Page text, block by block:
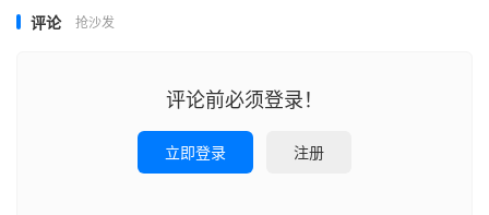
评论 抢沙发
评论前必须登录！
立即登录 注册